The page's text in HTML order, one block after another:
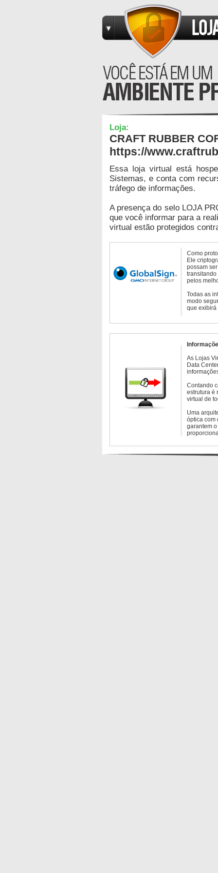
Loja:
CRAFT RUBBER
https://
Essa loja virtual está
Sistemas, e conta com
tráfego de informações.
A presença do selo LOJA
que você informar para a
virtual estão protegidos
Como
Ele
possam
transitando
pelos
Todas as
modo
que exibirá
As Lojas
Data
Contando
estrutura é
virtual de
Uma
óptica com
garantem